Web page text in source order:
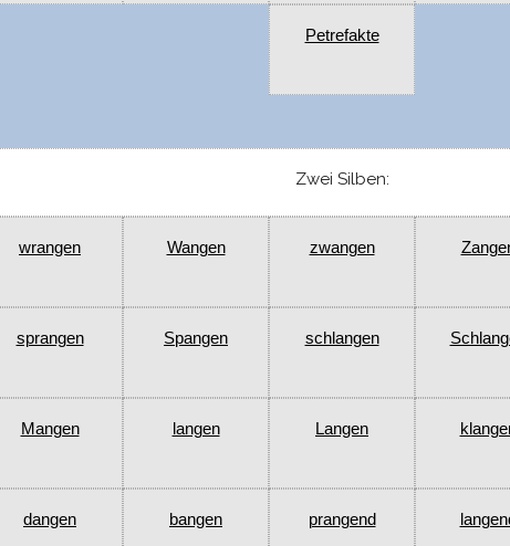
Petrefakte
Zwei Silben:
wrangen Wangen zwangen
sprangen Spangen schlangen
Mangen langen Langen
dangen bangen prangend